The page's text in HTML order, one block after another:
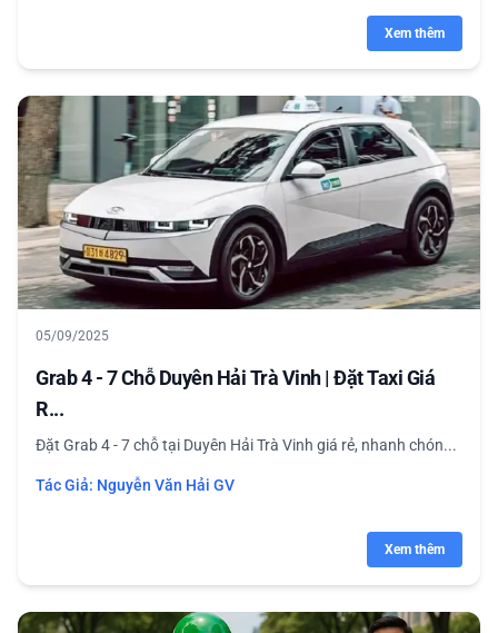
Xem thêm
05/09/2025
Grab 4 - 7 Chỗ Duyên Hải Trà Vinh | Đặt Taxi Giá
R...
Đặt Grab 4 - 7 chỗ tại Duyên Hải Trà Vinh giá rẻ, nhanh chón...
Tác Giả: Nguyễn Văn Hải GV
Xem thêm